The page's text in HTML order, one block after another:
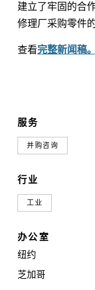
服务
并购咨询
行业
工业
办公室
纽约
芝加哥
建立了牢固的合
修理厂采购零件
查看完整新闻稿。